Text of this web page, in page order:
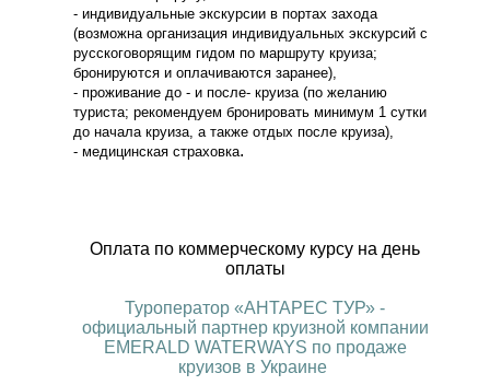
- индивидуальные экскурсии в портах захода
(возможна организация индивидуальных экскурсий с
русскоговорящим гидом по маршруту круиза;
бронируются и оплачиваются заранее),
- проживание до - и после- круиза (по желанию
туриста; рекомендуем бронировать минимум 1 сутки
до начала круиза, а также отдых после круиза),
- медицинская страховка.
Оплата по коммерческому курсу на день
оплаты
Туроператор «АНТАРЕС ТУР» -
официальный партнер круизной компании
EMERALD WATERWAYS по продаже
круизов в Украине